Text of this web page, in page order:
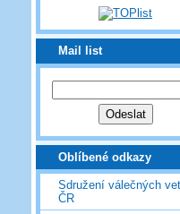
Mail list
Oblíbené odkazy
Sdružení válečných
ČR